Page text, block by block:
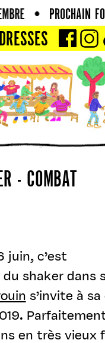
• PROCHAIN
- COMBAT
juin, c’est
shaker dans
s’invite à
en très vieux